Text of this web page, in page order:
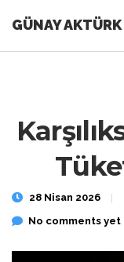
GÜNAY AKTÜRK
28 Nisan 2026
No comments yet